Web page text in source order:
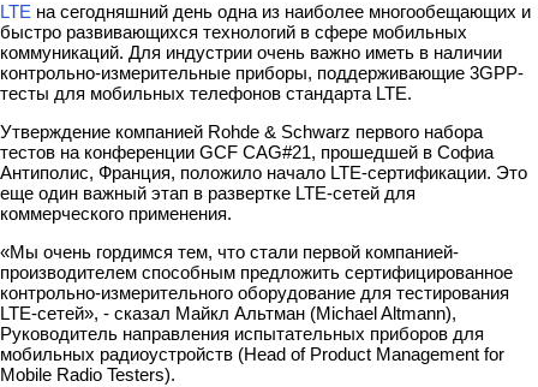
LTE на сегодняшний день одна из наиболее многообещающих и
быстро развивающихся технологий в сфере мобильных
коммуникаций. Для индустрии очень важно иметь в наличии
контрольно-измерительные приборы, поддерживающие 3GPP-
тесты для мобильных телефонов стандарта LTE.
Утверждение компанией Rohde & Schwarz первого набора
тестов на конференции GCF CAG#21, прошедшей в Софиа
Антиполис, Франция, положило начало LTE-сертификации. Это
еще один важный этап в развертке LTE-сетей для
коммерческого применения.
«Мы очень гордимся тем, что стали первой компанией-
производителем способным предложить сертифицированное
контрольно-измерительного оборудование для тестирования
LTE-сетей», - сказал Майкл Альтман (Michael Altmann),
Руководитель направления испытательных приборов для
мобильных радиоустройств (Head of Product Management for
Mobile Radio Testers).